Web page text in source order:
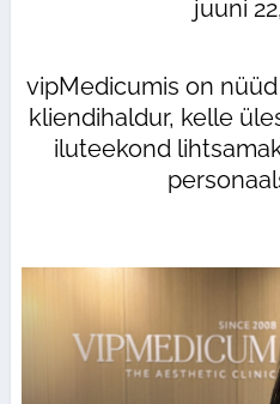
juuni
vipMedicumis on
kliendihaldur, kelle
iluteekond